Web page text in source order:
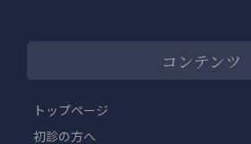
コンテンツ
トップページ
初診の方へ